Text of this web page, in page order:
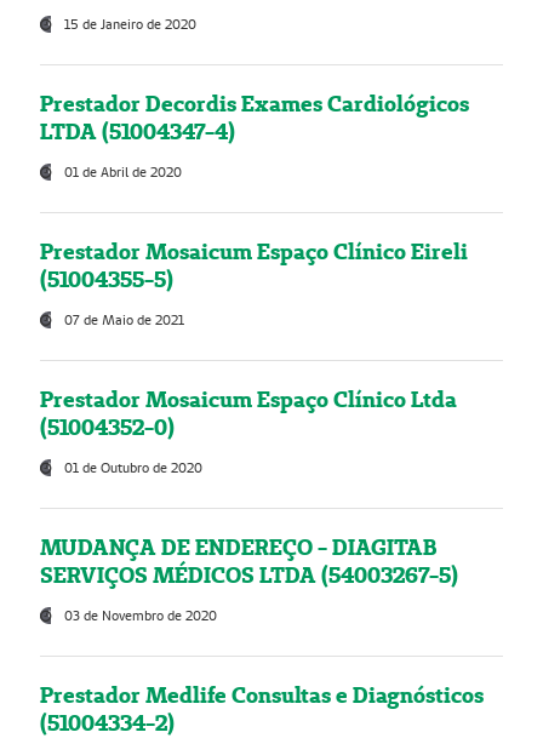
15 de Janeiro de 2020
Prestador Decordis Exames Cardiológicos
LTDA (51004347-4)
01 de Abril de 2020
Prestador Mosaicum Espaço Clínico Eireli
(51004355-5)
07 de Maio de 2021
Prestador Mosaicum Espaço Clínico Ltda
(51004352-0)
01 de Outubro de 2020
MUDANÇA DE ENDEREÇO - DIAGITAB
SERVIÇOS MÉDICOS LTDA (54003267-5)
03 de Novembro de 2020
Prestador Medlife Consultas e Diagnósticos
(51004334-2)